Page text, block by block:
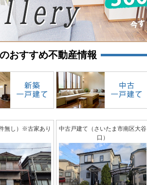
おすすめ不動産情報
無し）※古家あり
中古戸建て（さいたま市南区大谷
口）